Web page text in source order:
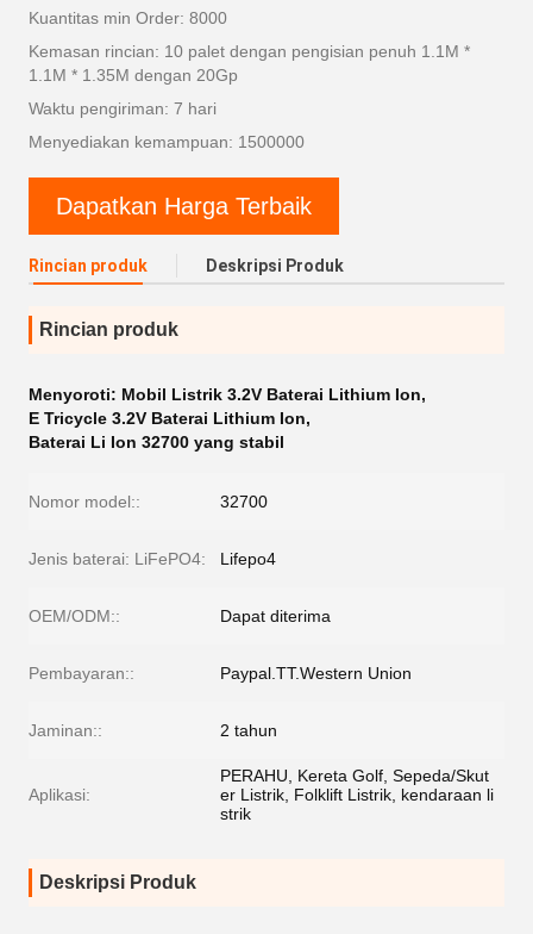
Kuantitas min Order: 8000
Kemasan rincian: 10 palet dengan pengisian penuh 1.1M *
1.1M * 1.35M dengan 20Gp
Waktu pengiriman: 7 hari
Menyediakan kemampuan: 1500000
Dapatkan Harga Terbaik
Rincian produk Deskripsi Produk
Rincian produk
Menyoroti: Mobil Listrik 3.2V Baterai Lithium Ion,
E Tricycle 3.2V Baterai Lithium Ion,
Baterai Li Ion 32700 yang stabil
Nomor model:: 32700
Jenis baterai: LiFePO4: Lifepo4
OEM/ODM:: Dapat diterima
Pembayaran:: Paypal.TT.Western Union
Jaminan:: 2 tahun
Aplikasi:
PERAHU, Kereta Golf, Sepeda/Skut
er Listrik, Folklift Listrik, kendaraan li
strik
Deskripsi Produk